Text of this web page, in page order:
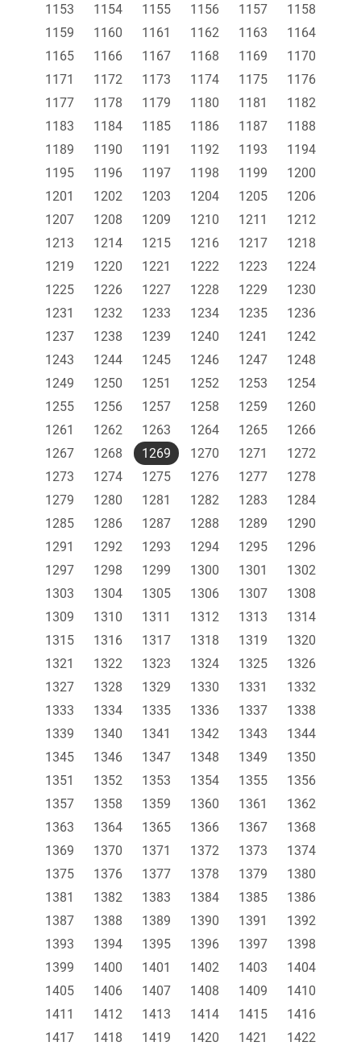
1153 1154 1155 1156 1157
1158
1159
1160 1161 1162 1163
1164
1165
1166 1167 1168 1169
1170
1171
1172 1173 1174 1175
1176
1177
1178 1179 1180 1181
1182
1183
1184 1185 1186 1187
1188
1189
1190 1191 1192 1193
1194
1195
1196 1197 1198 1199
1200
1201
1202 1203 1204 1205
1206
1207
1208 1209 1210 1211
1212
1213
1214 1215 1216 1217
1218
1219
1220 1221 1222 1223
1224
1225
1226 1227 1228 1229
1230
1231
1232 1233 1234 1235
1236
1237
1238 1239 1240 1241
1242
1243
1244 1245 1246 1247
1248
1249
1250 1251 1252 1253
1254
1255
1256 1257 1258 1259
1260
1261
1262 1263 1264 1265
1266
1267
1268 1269 1270 1271
1272
1273
1274 1275 1276 1277
1278
1279
1280 1281 1282 1283
1284
1285
1286 1287 1288 1289
1290
1291
1292 1293 1294 1295
1296
1297
1298 1299 1300 1301
1302
1303
1304 1305 1306 1307
1308
1309
1310 1311 1312 1313
1314
1315
1316 1317 1318 1319
1320
1321
1322 1323 1324 1325
1326
1327
1328 1329 1330 1331
1332
1333
1334 1335 1336 1337
1338
1339
1340 1341 1342 1343
1344
1345
1346 1347 1348 1349
1350
1351
1352 1353 1354 1355
1356
1357
1358 1359 1360 1361
1362
1363
1364 1365 1366 1367
1368
1369
1370 1371 1372 1373
1374
1375
1376 1377 1378 1379
1380
1381
1382 1383 1384 1385
1386
1387
1388 1389 1390 1391
1392
1393
1394 1395 1396 1397
1398
1399
1400 1401 1402 1403
1404
1405
1406 1407 1408 1409
1410
1411
1412 1413 1414 1415
1416
1417
1418 1419 1420 1421
1422